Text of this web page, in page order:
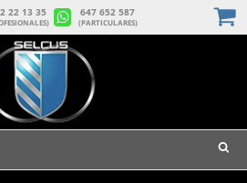
22 13 35 647 652 587
(PARTICULARES)